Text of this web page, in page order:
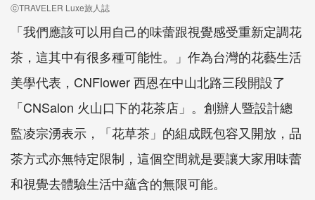
ⓒTRAVELER Luxe旅人誌
「我們應該可以用自己的味蕾跟視覺感受重新定調花
茶，這其中有很多種可能性。」作為台灣的花藝生活
美學代表，CNFlower 西恩在中山北路三段開設了
「CNSalon 火山口下的花茶店」。創辦人暨設計總
監凌宗湧表示，「花草茶」的組成既包容又開放，品
茶方式亦無特定限制，這個空間就是要讓大家用味蕾
和視覺去體驗生活中蘊含的無限可能。